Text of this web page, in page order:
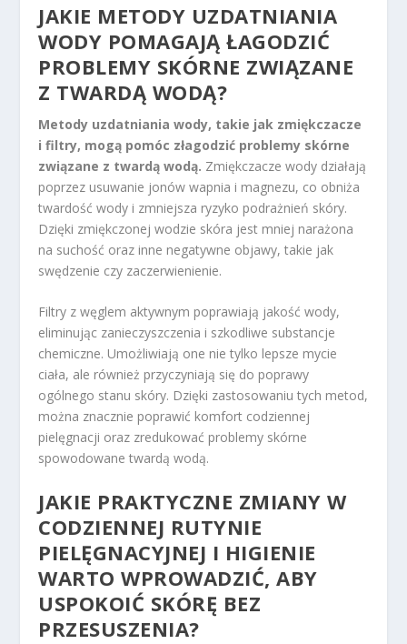
JAKIE METODY UZDATNIANIA
WODY POMAGAJĄ ŁAGODZIĆ
PROBLEMY SKÓRNE ZWIĄZANE
Z TWARDĄ WODĄ?
Metody uzdatniania wody, takie jak zmiękczacze
i filtry, mogą pomóc złagodzić problemy skórne
związane z twardą wodą. Zmiękczacze wody działają
poprzez usuwanie jonów wapnia i magnezu, co obniża
twardość wody i zmniejsza ryzyko podrażnień skóry.
Dzięki zmiękczonej wodzie skóra jest mniej narażona
na suchość oraz inne negatywne objawy, takie jak
swędzenie czy zaczerwienienie.
Filtry z węglem aktywnym poprawiają jakość wody,
eliminując zanieczyszczenia i szkodliwe substancje
chemiczne. Umożliwiają one nie tylko lepsze mycie
ciała, ale również przyczyniają się do poprawy
ogólnego stanu skóry. Dzięki zastosowaniu tych metod,
można znacznie poprawić komfort codziennej
pielęgnacji oraz zredukować problemy skórne
spowodowane twardą wodą.
JAKIE PRAKTYCZNE ZMIANY W
CODZIENNEJ RUTYNIE
PIELĘGNACYJNEJ I HIGIENIE
WARTO WPROWADZIĆ, ABY
USPOKOIĆ SKÓRĘ BEZ
PRZESUSZENIA?